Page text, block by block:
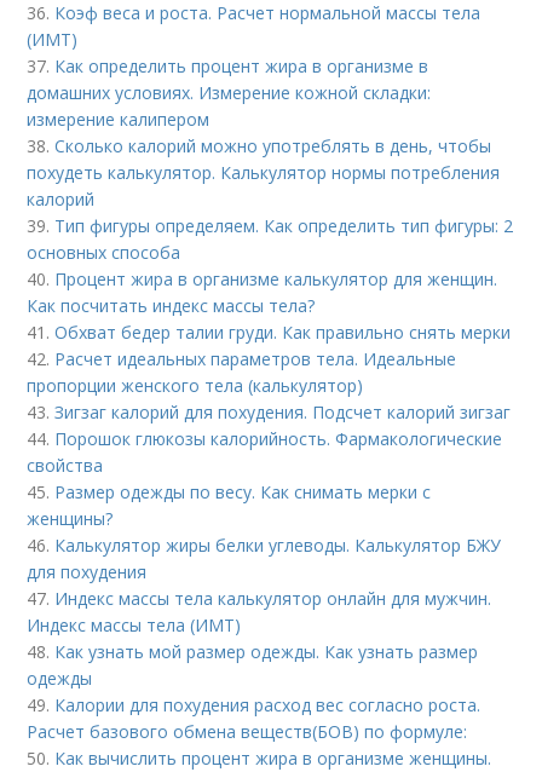
36. Коэф веса и роста. Расчет нормальной массы тела
(ИМТ)
37. Как определить процент жира в организме в
домашних условиях. Измерение кожной складки:
измерение калипером
38.Сколько калорий можно употреблять в день, чтобы
похудеть калькулятор. Калькулятор нормы потребления
калорий
39. Тип фигуры определяем. Как определить тип фигуры: 2
основных способа
40. Процент жира в организме калькулятор для женщин.
Как посчитать индекс массы тела?
41.Обхват бедер талии груди. Как правильно снять мерки
42. Расчет идеальных параметров тела. Идеальные
пропорции женского тела (калькулятор)
43.Зигзаг калорий для похудения. Подсчет калорий зигзаг
44. Порошок глюкозы калорийность. Фармакологические
свойства
45. Размер одежды по весу. Как снимать мерки с
женщины?
46. Калькулятор жиры белки углеводы. Калькулятор БЖУ
для похудения
47. Индекс массы тела калькулятор онлайн для мужчин.
Индекс массы тела (ИМТ)
48. Как узнать мой размер одежды. Как узнать размер
одежды
49. Калории для похудения расход вес согласно роста.
Расчет базового обмена веществ(БОВ) по формуле:
50. Как вычислить процент жира в организме женщины.